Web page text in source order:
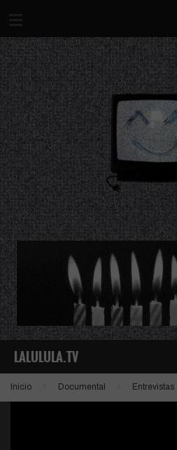
¿QUÉ ES ESTO?
Inicio Documental Entrevistas